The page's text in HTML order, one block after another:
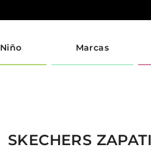
Niño Marcas
SKECHERS